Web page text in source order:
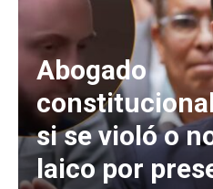
Abogado
si se violó o
laico por